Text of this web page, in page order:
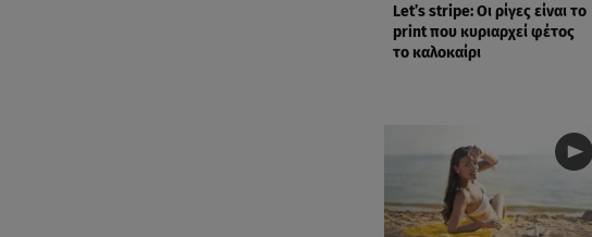
Let’s stripe: Οι ρίγες είναι το
print που κυριαρχεί φέτος
το καλοκαίρι